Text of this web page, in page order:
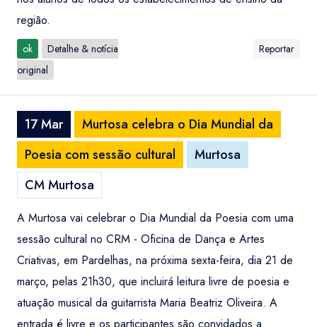
região.
ok
Detalhe & notícia
original
Reportar
17 Mar
Murtosa celebra o Dia Mundial da
Poesia com sessão cultural
Murtosa
CM Murtosa
A Murtosa vai celebrar o Dia Mundial da Poesia com uma
sessão cultural no CRM - Oficina de Dança e Artes
Criativas, em Pardelhas, na próxima sexta-feira, dia 21 de
março, pelas 21h30, que incluirá leitura livre de poesia e
atuação musical da guitarrista Maria Beatriz Oliveira. A